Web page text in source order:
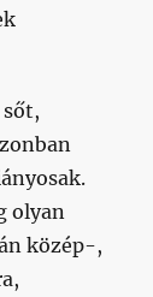
olyan
közép-,